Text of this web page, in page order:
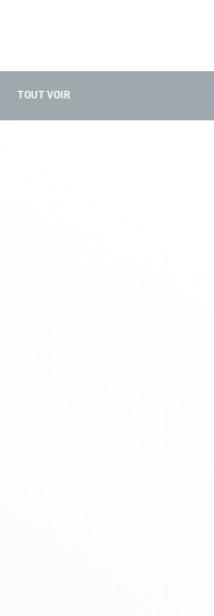
FERMETURE ESTIVALE
TOUT VOIR